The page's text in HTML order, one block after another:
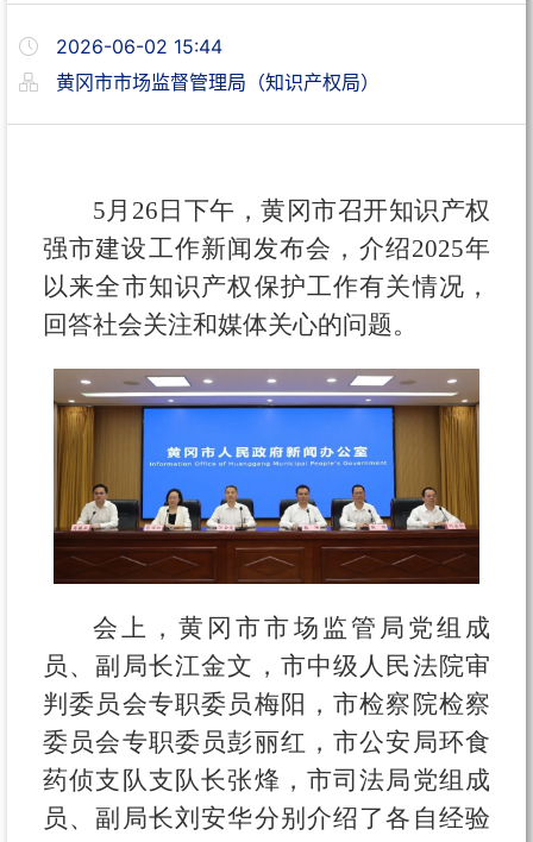
2026-06-02 15:44
黄冈市市场监督管理局（知识产权局）
5月26日下午，黄冈市召开知识产权
强市建设工作新闻发布会，介绍2025年
以来全市知识产权保护工作有关情况，
回答社会关注和媒体关心的问题。
会上，黄冈市市场监管局党组成
员、副局长江金文，市中级人民法院审
判委员会专职委员梅阳，市检察院检察
委员会专职委员彭丽红，市公安局环食
药侦支队支队长张烽，市司法局党组成
员、副局长刘安华分别介绍了各自经验